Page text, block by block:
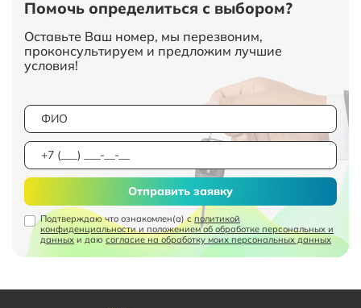
Помочь определиться с выбором?
Оставьте Ваш номер, мы перезвоним,
проконсультируем и предложим лучшие
условия!
Подтверждаю что ознакомлен(а) сполитикой
конфиденциальности и положением об обработке персональных и
данных и даю согласие на обработку моих персональных данных
Отправить заявку